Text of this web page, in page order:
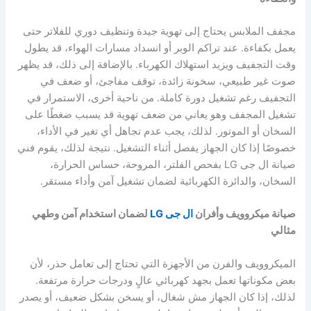
مجفف الملابس يحتاج إلى تهوية جيدة وتنظيف دوري للفلاتر حتى
يعمل بكفاءة. عند تراكم الوبر أو انسداد مسارات الهواء، قد يطول
وقت التجفيف ويزيد استهلاك الكهرباء. بالإضافة إلى ذلك، قد يظهر
صوت غير طبيعي، سخونة زائدة، توقف مفاجئ، أو ضعف في
التجفيف رغم تشغيل دورة كاملة. من ناحية أخرى، الاستمرار في
تشغيل المجفف وهو يعاني من ضعف تهوية قد يسبب ضغطًا على
السخان أو الموتور. لذلك، يجب عدم تجاهل أي تغير في الأداء،
خصوصًا إذا كان الجهاز يفصل أثناء التشغيل. نتيجة لذلك، يقوم فني
صيانة ال جى LG بفحص الفلتر، المروحة، حساس الحرارة،
السخان، والدائرة الكهربائية لضمان تشغيل آمن وأداء مستقر.
صيانة ميكروويف وأفران ال جى LG
لضمان استخدام آمن وطهي
مثالي
الميكروويف والفرن من الأجهزة التي تحتاج إلى تعامل حذر، لأن
بعض مكوناتها تعمل بجهد كهربائي عالٍ ودرجات حرارة مرتفعة.
لذلك، إذا كان الجهاز مش شغال، أو يسخن بشكل ضعيف، أو يصدر